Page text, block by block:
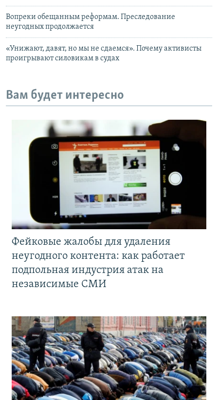
Вопреки обещанным реформам. Преследование
неугодных продолжается
«Унижают, давят, но мы не сдаемся». Почему активисты
проигрывают силовикам в судах
Вам будет интересно
Фейковые жалобы для удаления
неугодного контента: как работает
подпольная индустрия атак на
независимые СМИ